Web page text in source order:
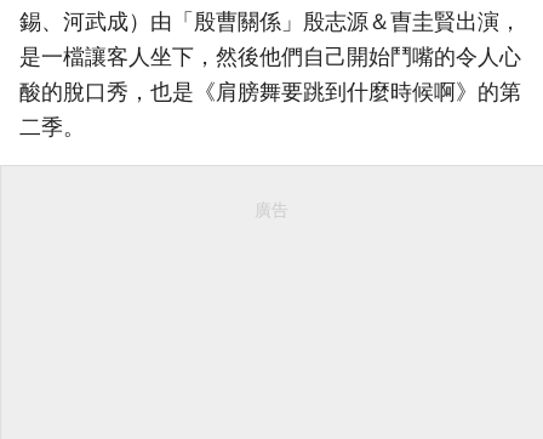
錫、河武成）由「殷曹關係」殷志源＆曺圭賢出演，
是一檔讓客人坐下，然後他們自己開始鬥嘴的令人心
酸的脫口秀，也是《肩膀舞要跳到什麼時候啊》的第
二季。
廣告